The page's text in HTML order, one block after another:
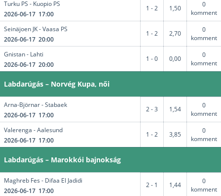
Turku PS - Kuopio PS
2026-06-17 17:00
1 - 2 1,50
0
komment
Seinäjoen JK - Vaasa PS
2026-06-17 20:00
1 - 2 2,70
0
komment
Gnistan - Lahti
2026-06-17 20:00
1 - 0 0,00
0
komment
Labdarúgás – Norvég Kupa, női
Arna-Björnar - Stabaek
2026-06-17 17:00
2 - 3 1,54
0
komment
Valerenga - Aalesund
2026-06-17 17:00
1 - 2 3,85
0
komment
Labdarúgás – Marokkói bajnokság
Maghreb Fes - Difaa El Jadidi
2026-06-17 17:00
2 - 1 1,44
0
komment